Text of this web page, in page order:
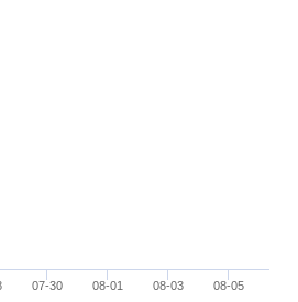
07-30 08-01 08-03 08-05